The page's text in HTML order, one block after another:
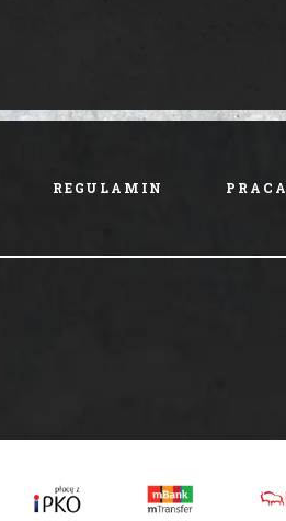
REGULAMIN PRACA